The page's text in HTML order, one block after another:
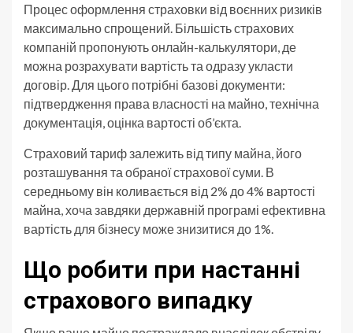
Процес оформлення страховки від воєнних ризиків
максимально спрощений. Більшість страхових
компаній пропонують онлайн-калькулятори, де
можна розрахувати вартість та одразу укласти
договір. Для цього потрібні базові документи:
підтвердження права власності на майно, технічна
документація, оцінка вартості об’єкта.
Страховий тариф залежить від типу майна, його
розташування та обраної страхової суми. В
середньому він коливається від 2% до 4% вартості
майна, хоча завдяки державній програмі ефективна
вартість для бізнесу може знизитися до 1%.
Що робити при настанні
страхового випадку